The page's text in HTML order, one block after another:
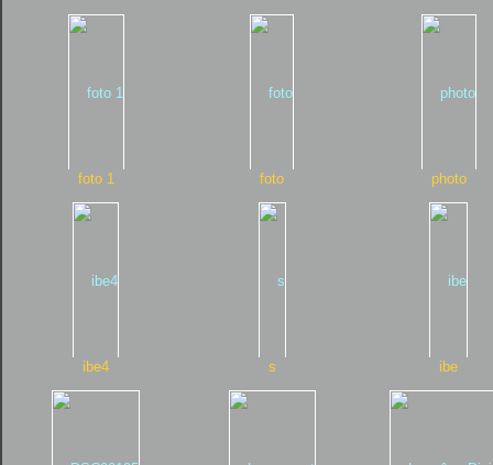
foto 1 foto photo
ibe4 s ibe